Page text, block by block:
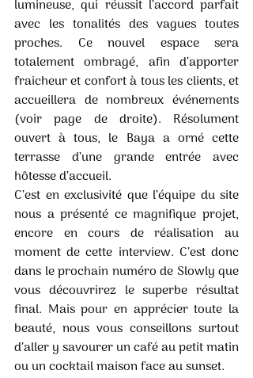
lumineuse, qui réussit l’accord parfait
avec les tonalités des vagues toutes
proches. Ce nouvel espace sera
totalement ombragé, afin d’apporter
fraicheur et confort à tous les clients, et
accueillera de nombreux événements
(voir page de droite). Résolument
ouvert à tous, le Baya a orné cette
terrasse d’une grande entrée avec
hôtesse d’accueil.
C’est en exclusivité que l’équipe du site
nous a présenté ce magnifique projet,
encore en cours de réalisation au
moment de cette interview. C’est donc
dans le prochain numéro de Slowly que
vous découvrirez le superbe résultat
final. Mais pour en apprécier toute la
beauté, nous vous conseillons surtout
d’aller y savourer un café au petit matin
ou un cocktail maison face au sunset.